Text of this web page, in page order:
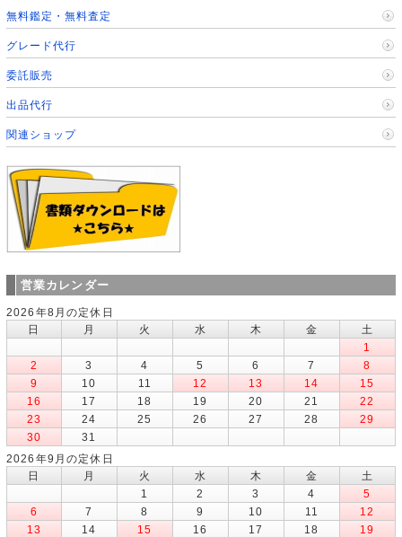
無料鑑定・無料査定
グレード代行
委託販売
出品代行
関連ショップ
営業カレンダー
2026年8月の定休日
日
月 火 水 木 金
土
1
2
3 4 5 6 7
8
9
10 11 12 13 14
15
16
17 18 19 20 21
22
23
24 25 26 27 28
29
30
31
2026年9月の定休日
日
月 火 水 木 金
土
1
2 3 4
5
6
7 8 9 10 11
12
13
14 15 16 17 18
19